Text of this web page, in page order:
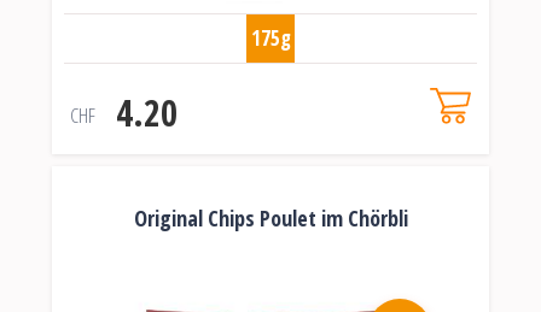
175g
CHF 4.20
Original Chips Poulet im Chörbli